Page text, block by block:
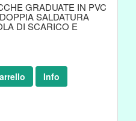
GRADUATE IN PVC
SALDATURA
DI SCARICO E
Info